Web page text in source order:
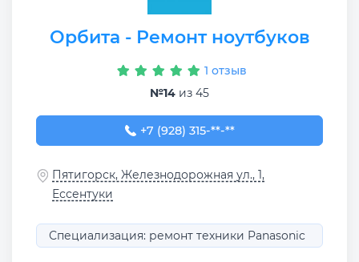
Орбита - Ремонт ноутбуков
1 отзыв
№14 из 45
+7 (928) 315-11-70
+7 (928) 315-**-**
Пятигорск, Железнодорожная ул., 1,
Ессентуки
Специализация: ремонт техники Panasonic